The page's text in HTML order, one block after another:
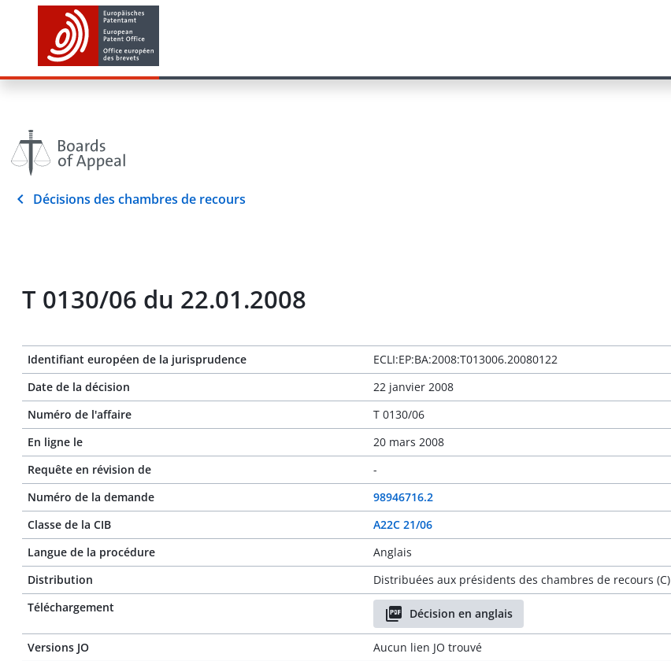
Décisions des chambres de recours
T 0130/06 du 22.01.2008
Identifiant européen de la jurisprudence
ECLI:EP:BA:2008:T013006.20080122
Date de la décision
22 janvier 2008
Numéro de l'affaire
T 0130/06
En ligne le
20 mars 2008
Requête en révision de
-
Numéro de la demande
98946716.2
Classe de la CIB
A22C 21/06
Langue de la procédure
Anglais
Distribution
Distribuées aux présidents des chambres de recours (C)
Téléchargement
Décision en anglais
Versions JO
Aucun lien JO trouvé